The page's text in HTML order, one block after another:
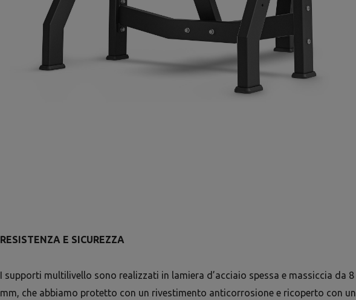
RESISTENZA E SICUREZZA
I supporti multilivello sono realizzati in lamiera d’acciaio spessa e massiccia da 8
mm, che abbiamo protetto con un rivestimento anticorrosione e ricoperto con un